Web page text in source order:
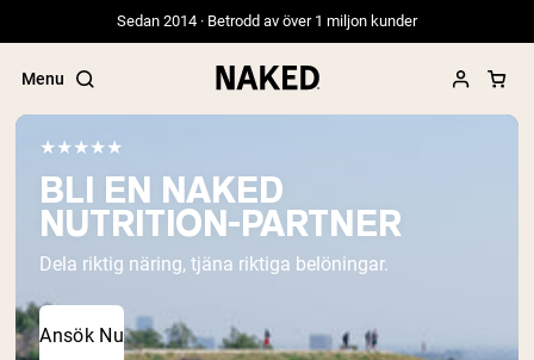
Sedan 2014 · Betrodd av över 1 miljon kunder
Menu
Populära söktermer
”Overnight Oats“
”Vegan protein“
★★★★★
BLI EN NAKED
NUTRITION-PARTNER
Dela riktig näring, tjäna riktiga belöningar.
Ansök Nu